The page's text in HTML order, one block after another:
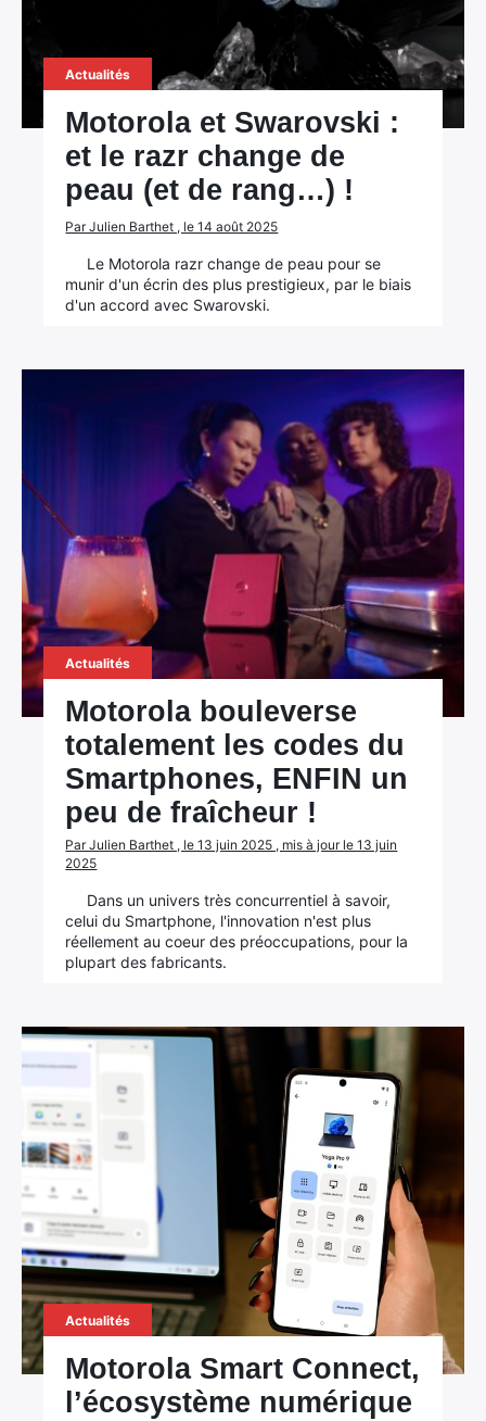
Actualités
Motorola et Swarovski :
et le razr change de
peau (et de rang…) !
Par Julien Barthet , le 14 août 2025
Le Motorola razr change de peau pour se
munir d'un écrin des plus prestigieux, par le biais
d'un accord avec Swarovski.
Actualités
Motorola bouleverse
totalement les codes du
Smartphones, ENFIN un
peu de fraîcheur !
Par Julien Barthet , le 13 juin 2025 , mis à jour le 13 juin
2025
Dans un univers très concurrentiel à savoir,
celui du Smartphone, l'innovation n'est plus
réellement au coeur des préoccupations, pour la
plupart des fabricants.
Actualités
Motorola Smart Connect,
l’écosystème numérique